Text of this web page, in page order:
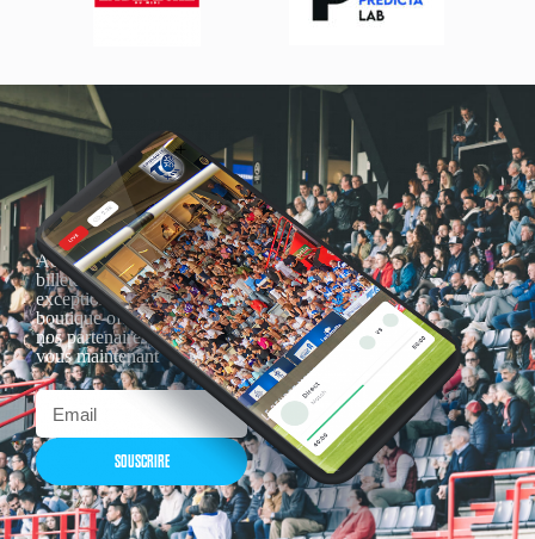
Actualités, nouveautés,
billetterie, remises
exceptionnelles dans la
boutique officielles & chez
nos partenaires… Inscrivez-
vous maintenant
SOUSCRIRE